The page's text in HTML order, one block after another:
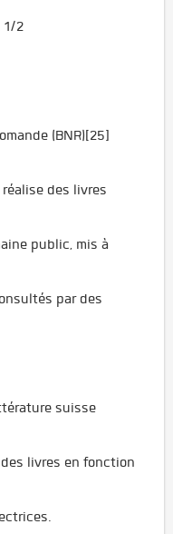
1/2
(BNR)[25]
réalise des livres
public, mis à
par des
suisse
livres en fonction